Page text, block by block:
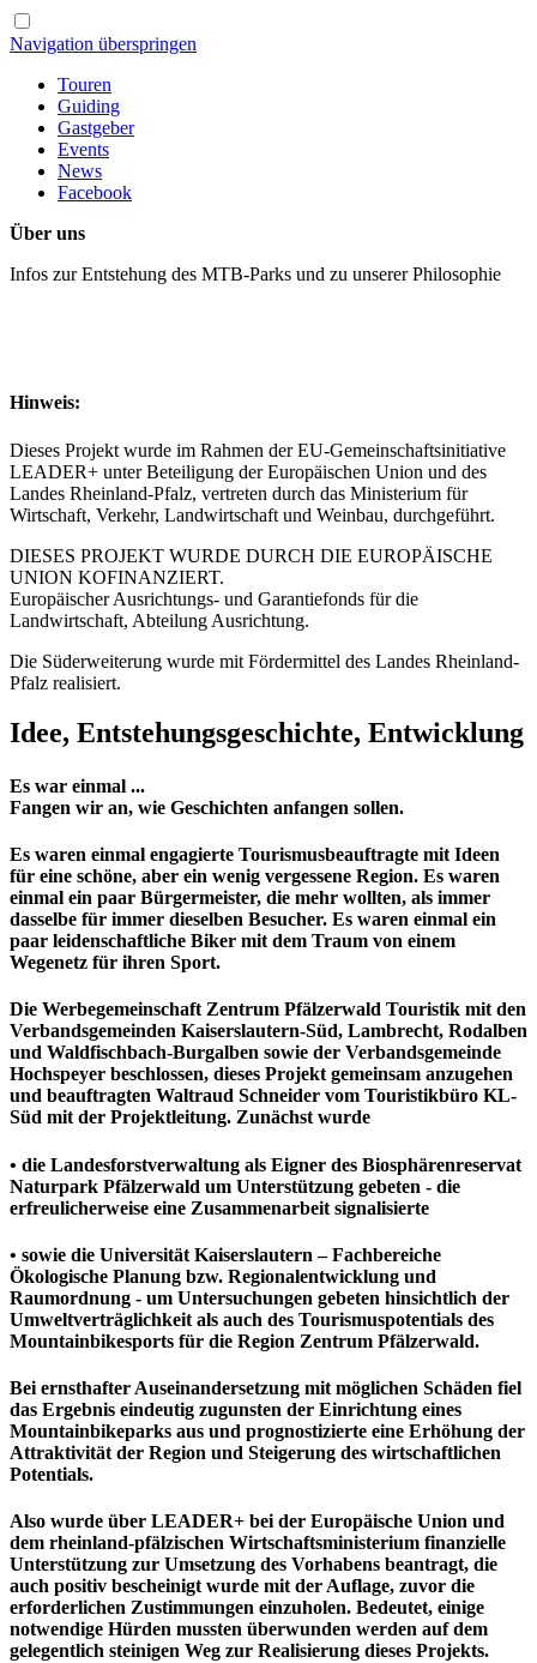
Navigation überspringen
Touren
Guiding
Gastgeber
Events
News
Facebook
Über uns
Infos zur Entstehung des MTB-Parks und zu unserer Philosophie
Hinweis:
Dieses Projekt wurde im Rahmen der EU-Gemeinschaftsinitiative
LEADER+ unter Beteiligung der Europäischen Union und des
Landes Rheinland-Pfalz, vertreten durch das Ministerium für
Wirtschaft, Verkehr, Landwirtschaft und Weinbau, durchgeführt.
DIESES PROJEKT WURDE DURCH DIE EUROPÄISCHE
UNION KOFINANZIERT.
Europäischer Ausrichtungs- und Garantiefonds für die
Landwirtschaft, Abteilung Ausrichtung.
Die Süderweiterung wurde mit Fördermittel des Landes Rheinland-
Pfalz realisiert.
Idee, Entstehungsgeschichte, Entwicklung
Es war einmal ...
Fangen wir an, wie Geschichten anfangen sollen.
Es waren einmal engagierte Tourismusbeauftragte mit Ideen
für eine schöne, aber ein wenig vergessene Region. Es waren
einmal ein paar Bürgermeister, die mehr wollten, als immer
dasselbe für immer dieselben Besucher. Es waren einmal ein
paar leidenschaftliche Biker mit dem Traum von einem
Wegenetz für ihren Sport.
Die Werbegemeinschaft Zentrum Pfälzerwald Touristik mit den
Verbandsgemeinden Kaiserslautern-Süd, Lambrecht, Rodalben
und Waldfischbach-Burgalben sowie der Verbandsgemeinde
Hochspeyer beschlossen, dieses Projekt gemeinsam anzugehen
und beauftragten Waltraud Schneider vom Touristikbüro KL-
Süd mit der Projektleitung. Zunächst wurde
• die Landesforstverwaltung als Eigner des Biosphärenreservat
Naturpark Pfälzerwald um Unterstützung gebeten - die
erfreulicherweise eine Zusammenarbeit signalisierte
• sowie die Universität Kaiserslautern – Fachbereiche
Ökologische Planung bzw. Regionalentwicklung und
Raumordnung - um Untersuchungen gebeten hinsichtlich der
Umweltverträglichkeit als auch des Tourismuspotentials des
Mountainbikesports für die Region Zentrum Pfälzerwald.
Bei ernsthafter Auseinandersetzung mit möglichen Schäden fiel
das Ergebnis eindeutig zugunsten der Einrichtung eines
Mountainbikeparks aus und prognostizierte eine Erhöhung der
Attraktivität der Region und Steigerung des wirtschaftlichen
Potentials.
Also wurde über LEADER+ bei der Europäische Union und
dem rheinland-pfälzischen Wirtschaftsministerium finanzielle
Unterstützung zur Umsetzung des Vorhabens beantragt, die
auch positiv bescheinigt wurde mit der Auflage, zuvor die
erforderlichen Zustimmungen einzuholen. Bedeutet, einige
notwendige Hürden mussten überwunden werden auf dem
gelegentlich steinigen Weg zur Realisierung dieses Projekts.